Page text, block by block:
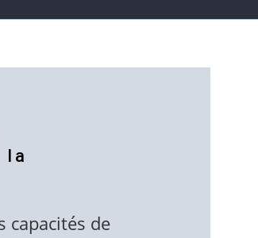
la
capacités de